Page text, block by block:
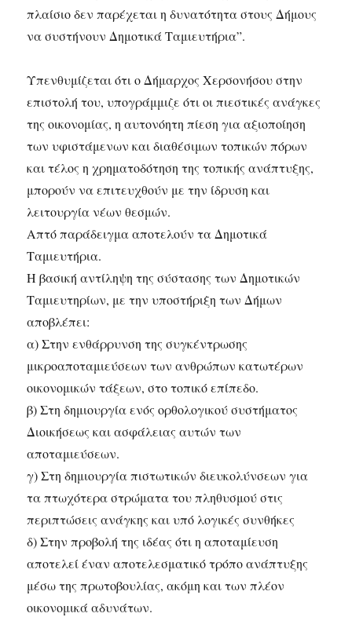
πλαίσιο δεν παρέχεται η δυνατότητα στους Δήμους
να συστήνουν Δημοτικά Ταμιευτήρια”.
Υπενθυμίζεται ότι ο Δήμαρχος Χερσονήσου στην
επιστολή του, υπογράμμιζε ότι οι πιεστικές ανάγκες
της οικονομίας, η αυτονόητη πίεση για αξιοποίηση
των υφιστάμενων και διαθέσιμων τοπικών πόρων
και τέλος η χρηματοδότηση της τοπικής ανάπτυξης,
μπορούν να επιτευχθούν με την ίδρυση και
λειτουργία νέων θεσμών.
Απτό παράδειγμα αποτελούν τα Δημοτικά
Ταμιευτήρια.
Η βασική αντίληψη της σύστασης των Δημοτικών
Ταμιευτηρίων, με την υποστήριξη των Δήμων
αποβλέπει:
α) Στην ενθάρρυνση της συγκέντρωσης
μικροαποταμιεύσεων των ανθρώπων κατωτέρων
οικονομικών τάξεων, στο τοπικό επίπεδο.
β) Στη δημιουργία ενός ορθολογικού συστήματος
Διοικήσεως και ασφάλειας αυτών των
αποταμιεύσεων.
γ) Στη δημιουργία πιστωτικών διευκολύνσεων για
τα πτωχότερα στρώματα του πληθυσμού στις
περιπτώσεις ανάγκης και υπό λογικές συνθήκες
δ) Στην προβολή της ιδέας ότι η αποταμίευση
αποτελεί έναν αποτελεσματικό τρόπο ανάπτυξης
μέσω της πρωτοβουλίας, ακόμη και των πλέον
οικονομικά αδυνάτων.